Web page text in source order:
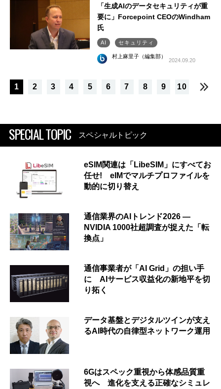
「生成AIのデータセキュリティが重
要に」Forcepoint CEOのWindham
氏
AI セキュリティ
村上麻里子（編集部）
2024.09.20
1 2 3 4 5 6 7 8 9 10
SPECIAL TOPIC スペシャルトピック
eSIM関連は「LibeSIM」にすべてお
任せ! eIMでマルチプロファイルを
動的に切り替え
通信業界のAIトレンド2026 ―
NVIDIA 1000社超調査が捉えた「転
換点」
通信事業者が「AI Grid」の担い手
に AIサービス収益化の新地平を切
り拓く
データ基盤とデジタルツインが支え
るAI時代の自律型ネットワーク運用
6Gはスペック重視から体感品質重
視へ 進化を支える正確なシミュレ